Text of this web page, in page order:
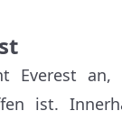
Everest
ist.